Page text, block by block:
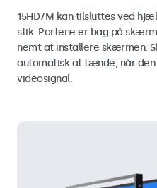
15HD7M kan tilsluttes ved
stik. Portene er bag på
nemt at installere skærmen.
automatisk at tænde, når
videosignal.